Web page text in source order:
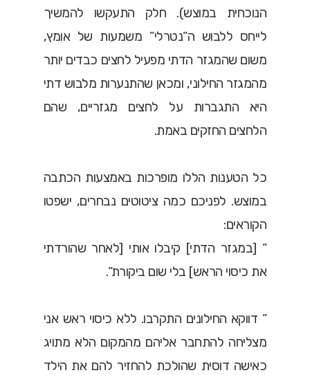
הנוכחית במוצש). חלק התעקשו להמשיך
לייחס ללבוש ה”נטרלי” משמעות של אומץ,
משום שהמגזר הדתי מפעיל לחצים כבדים יותר
מהמגזר החילוני, ומכאן שהתנערות מלבוש דתי
היא התגברות על לחצים מגזריים, שהם
הלחצים החזקים באמת.
כל הטענות הללו מופרכות באמצעות הכתבה
במוצש. לפניכם כמה ציטוטים נבחרים, ישפטו
הקוראים:
” [במגזר הדתי] קיבלו אותי [לאחר שהורדתי
את כיסוי הראש] בלי שום ביקורת”.
” דווקא החילונים התקרבו. ללא כיסוי ראש אני
מצליחה להתחבר אליהם מהמקום הלא מתויג
כאישה דוסית שהולכת להחזיר להם את הילד